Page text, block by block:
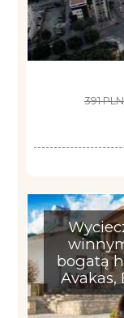
391
bogatą
Avakas,